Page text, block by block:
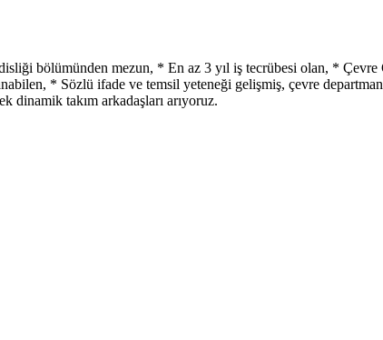
bölümünden mezun, * En az 3 yıl iş tecrübesi olan, *
* Sözlü ifade ve temsil yeteneği gelişmiş, çevre
takım arkadaşları arıyoruz.